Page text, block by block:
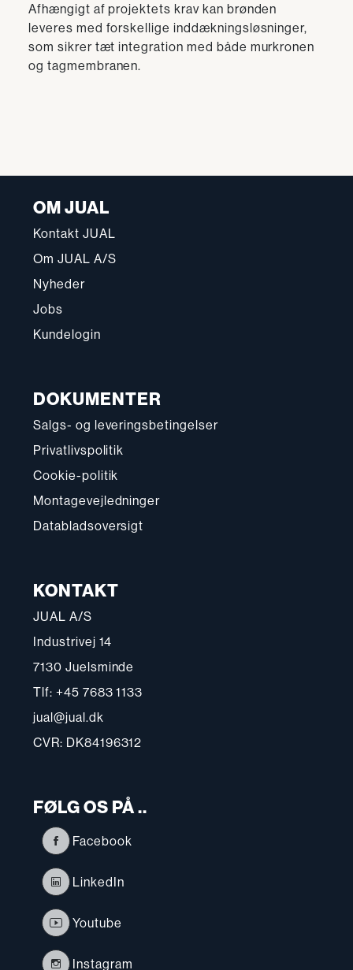
Afhængigt af projektets krav kan brønden
leveres med forskellige inddækningsløsninger,
som sikrer tæt integration med både murkronen
og tagmembranen.
OM JUAL
Kontakt JUAL
Om JUAL A/S
Nyheder
Jobs
Kundelogin
DOKUMENTER
Salgs- og leveringsbetingelser
Privatlivspolitik
Cookie-politik
Montagevejledninger
Databladsoversigt
KONTAKT
JUAL A/S
Industrivej 14
7130 Juelsminde
Tlf: +45 7683 1133
jual@jual.dk
CVR: DK84196312
FØLG OS PÅ ..
Facebook
LinkedIn
Youtube
Instagram